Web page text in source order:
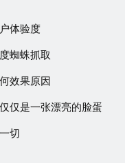
体验度
蜘蛛抓取
效果原因
仅是一张漂亮的脸蛋
切